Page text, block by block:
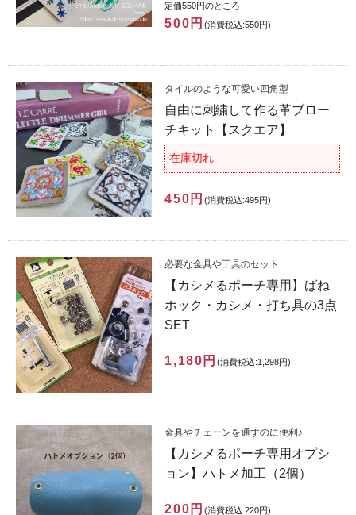
定価550円のところ
500円 (消費税込:550円)
タイルのような可愛い四角型
自由に刺繍して作る革ブロー
チキット【スクエア】
在庫切れ
450円 (消費税込:495円)
必要な金具や工具のセット
【カシメるポーチ専用】ばね
ホック・カシメ・打ち具の3点
SET
1,180円 (消費税込:1,298円)
金具やチェーンを通すのに便利♪
【カシメるポーチ専用オプシ
ョン】ハトメ加工（2個）
200円 (消費税込:220円)